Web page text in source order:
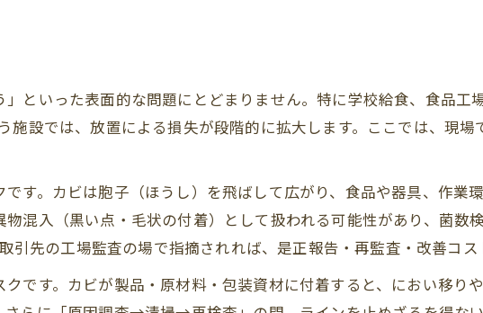
といった表面的な問題にとどまりません。特に学校給食、食品工
施設では、放置による損失が段階的に拡大します。ここでは、現
す。カビは胞子（ほうし）を飛ばして広がり、食品や器具、作業
混入（黒い点・毛状の付着）として扱われる可能性があり、菌数
取引先の工場監査の場で指摘されれば、是正報告・再監査・改善コ
です。カビが製品・原材料・包装資材に付着すると、におい移り